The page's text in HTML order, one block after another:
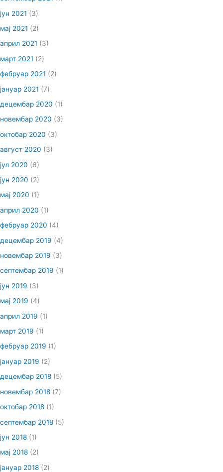
јун 2021 (3)
мај 2021 (2)
април 2021 (3)
март 2021 (2)
фебруар 2021 (2)
јануар 2021 (7)
децембар 2020 (1)
новембар 2020 (3)
октобар 2020 (3)
август 2020 (3)
јул 2020 (6)
јун 2020 (2)
мај 2020 (1)
април 2020 (1)
фебруар 2020 (4)
децембар 2019 (4)
новембар 2019 (3)
септембар 2019 (1)
јун 2019 (3)
мај 2019 (4)
април 2019 (1)
март 2019 (1)
фебруар 2019 (1)
јануар 2019 (2)
децембар 2018 (5)
новембар 2018 (7)
октобар 2018 (1)
септембар 2018 (5)
јун 2018 (1)
мај 2018 (2)
јануар 2018 (2)